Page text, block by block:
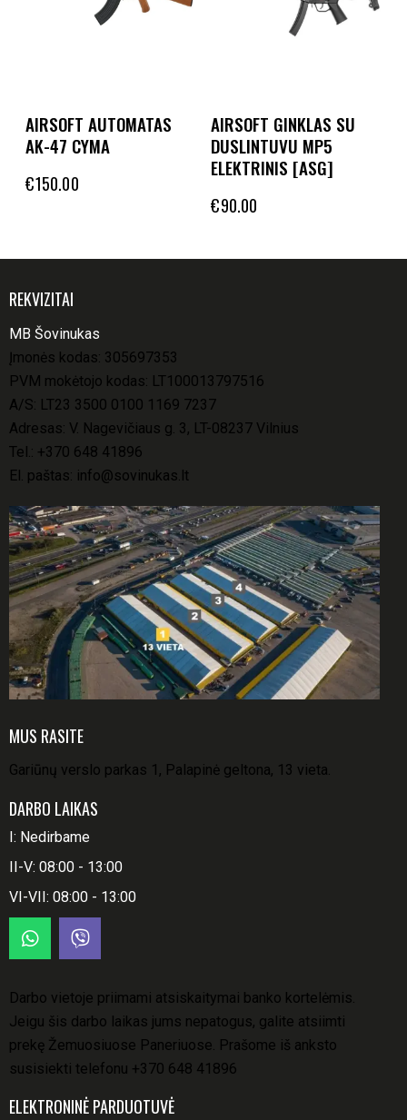
AIRSOFT AUTOMATAS
AK-47 CYMA
€150.00
AIRSOFT GINKLAS SU
DUSLINTUVU MP5
ELEKTRINIS [ASG]
€90.00
REKVIZITAI
MB Šovinukas
Įmonės kodas: 305697353
PVM mokėtojo kodas: LT100013797516
A/S: LT23 3500 0100 1169 7237
Adresas: V. Nagevičiaus g. 3, LT-08237 Vilnius
Tel.: +370 648 41896
El. paštas: info@sovinukas.lt
MUS RASITE
Gariūnų verslo parkas 1, Palapinė geltona, 13 vieta.
DARBO LAIKAS
I: Nedirbame
II-V: 08:00 - 13:00
VI-VII: 08:00 - 13:00
Darbo vietoje priimami atsiskaitymai banko kortelėmis.
Jeigu šis darbo laikas jums nepatogus, galite atsiimti
prekę Žemuosiuose Paneriuose. Prašome iš anksto
susisiekti telefonu +370 648 41896
ELEKTRONINĖ PARDUOTUVĖ